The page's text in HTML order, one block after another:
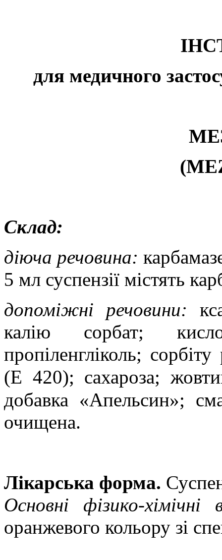
для медичного
(
Склад:
діюча речовина:
5 мл суспензії містять
допоміжні речовини:
калію сорбат;
пропіленгліколь;
(Е 420); сахароза;
добавка «Апельсин»;
очищена.
Лікарська форма.
Основні фізико-хімічні
оранжевого кольору зі